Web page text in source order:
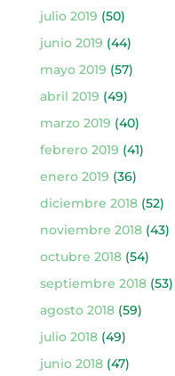
julio 2019 (50)
junio 2019 (44)
mayo 2019 (57)
abril 2019 (49)
marzo 2019 (40)
febrero 2019 (41)
enero 2019 (36)
diciembre 2018(52)
noviembre 2018(43)
octubre 2018(54)
septiembre 2018(53)
agosto 2018(59)
julio 2018(49)
junio 2018(47)